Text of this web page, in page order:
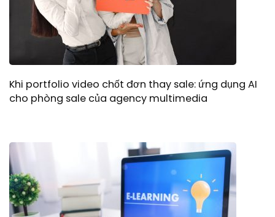
Khi portfolio video chốt đơn thay sale: ứng dụng AI
cho phòng sale của agency multimedia